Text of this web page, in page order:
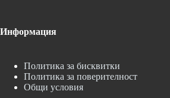
Информация
Политика за бисквитки
Политика за поверителност
Общи условия